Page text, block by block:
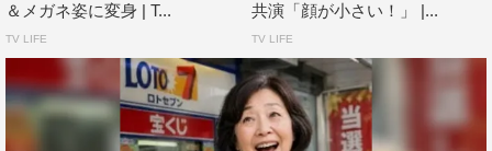
＆メガネ姿に変身 | T...
TV LIFE
共演「顔が小さい！」 |...
TV LIFE